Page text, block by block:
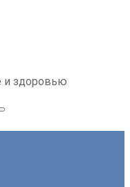
и здоровью